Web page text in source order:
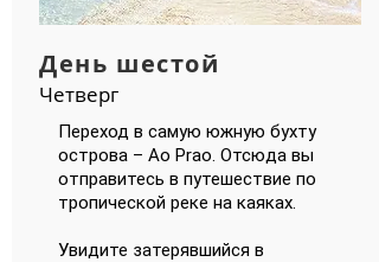
День шестой
Четверг
Переход в самую южную бухту
острова – Ao Prao. Отсюда вы
отправитесь в путешествие по
тропической реке на каяках.
Увидите затерявшийся в